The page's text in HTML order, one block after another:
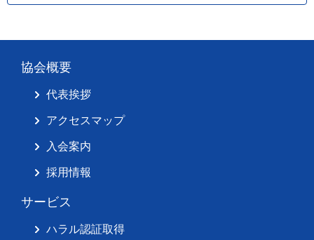
協会概要
代表挨拶
アクセスマップ
入会案内
採用情報
サービス
ハラル認証取得